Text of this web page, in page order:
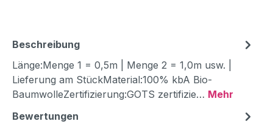
Beschreibung
Länge:Menge 1 = 0,5m | Menge 2 = 1,0m usw. |
Lieferung am StückMaterial:100% kbA Bio-
BaumwolleZertifizierung:GOTS zertifizie… Mehr
Bewertungen